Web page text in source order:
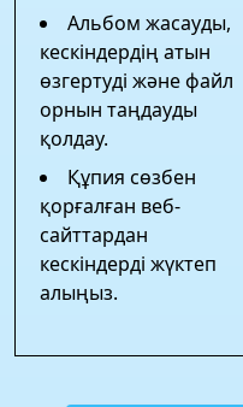
Альбом жасауды,
кескіндердің атын
өзгертуді және файл
орнын таңдауды
қолдау.
Құпия сөзбен
қорғалған веб-
сайттардан
кескіндерді жүктеп
алыңыз.